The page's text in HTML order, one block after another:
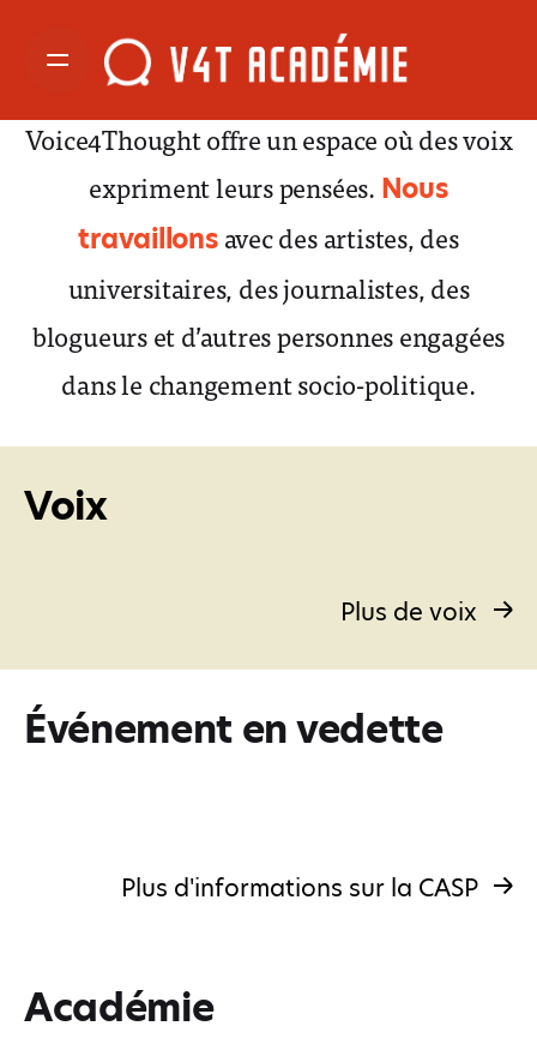
alias= »slider-1″]
Voice4Thought offre un espace où des voix
expriment leurs pensées. Nous
travaillonsavec des artistes, des
universitaires, des journalistes, des
blogueurs et d’autres personnes engagées
dans le changement socio-politique.
Voix
Plus de voix
Événement en vedette
Plus d'informations sur la CASP
Académie